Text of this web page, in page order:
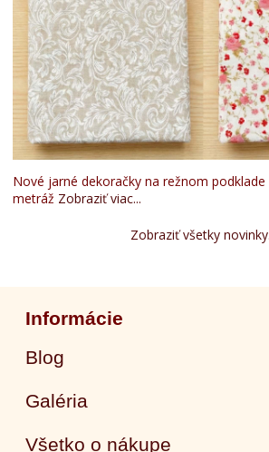
Nové jarné dekoračky na režnom
metráž Zobraziť viac...
Zobraziť všetky
Informácie
Blog
Galéria
Všetko o nákupe